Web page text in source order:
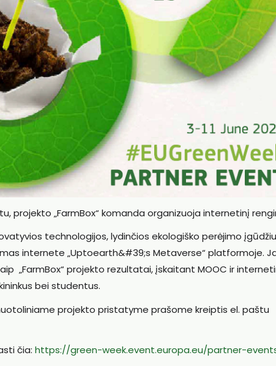
projekto „FarmBox“ komanda organizuoja internetinį
technologijos, lydinčios ekologiško perėjimo
internete „Uptoearth&#39;s Metaverse“ platformoje.
„FarmBox“ projekto rezultatai, įskaitant MOOC ir
bei studentus.
projekto pristatyme prašome kreiptis el. paštu
čia: https://green-week.event.europa.eu/partner-